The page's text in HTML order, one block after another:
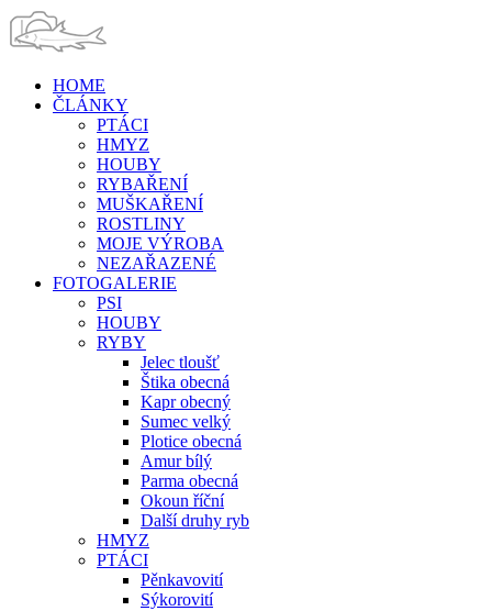
HOME
ČLÁNKY
PTÁCI
HMYZ
HOUBY
RYBAŘENÍ
MUŠKAŘENÍ
ROSTLINY
MOJE VÝROBA
NEZAŘAZENÉ
FOTOGALERIE
PSI
HOUBY
RYBY
Jelec tloušť
Štika obecná
Kapr obecný
Sumec velký
Plotice obecná
Amur bílý
Parma obecná
Okoun říční
Další druhy ryb
HMYZ
PTÁCI
Pěnkavovití
Sýkorovití